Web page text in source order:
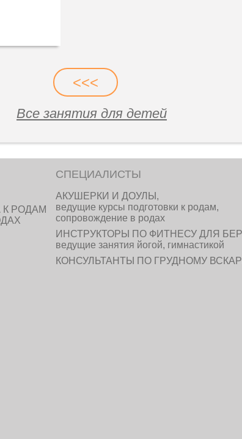
<<<
Все занятия для детей
К РОДАМ
СПЕЦИАЛИСТЫ
АКУШЕРКИ И ДОУЛЫ,
ведущие курсы подготовки к родам,
сопровождение в родах
ИНСТРУКТОРЫ ПО ФИТНЕСУ ДЛЯ
ведущие занятия йогой, гимнастикой
КОНСУЛЬТАНТЫ ПО ГРУДНОМУ